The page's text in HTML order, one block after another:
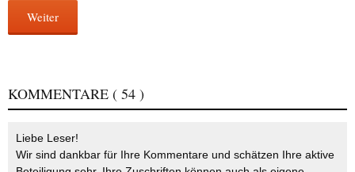
Weiter
KOMMENTARE ( 54 )
Liebe Leser!
Wir sind dankbar für Ihre Kommentare und schätzen Ihre aktive